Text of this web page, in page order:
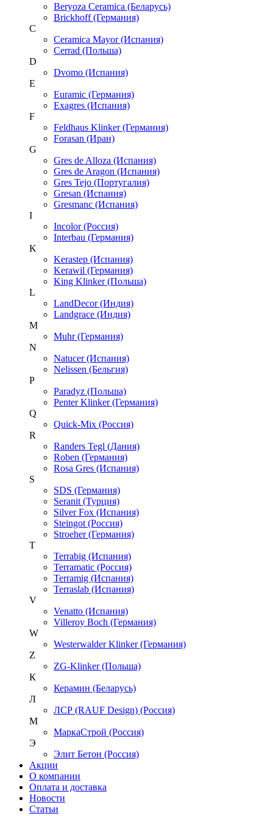
Beryoza Ceramica (Беларусь)
Brickhoff (Германия)
C
Ceramica Mayor (Испания)
Cerrad (Польша)
D
Dvomo (Испания)
E
Euramic (Германия)
Exagres (Испания)
F
Feldhaus Klinker (Германия)
Forasan (Иран)
G
Gres de Alloza (Испания)
Gres de Aragon (Испания)
Gres Tejo (Португалия)
Gresan (Испания)
Gresmanc (Испания)
I
Incolor (Россия)
Interbau (Германия)
K
Kerastep (Испания)
Kerawil (Германия)
King Klinker (Польша)
L
LandDecor (Индия)
Landgrace (Индия)
M
Muhr (Германия)
N
Natucer (Испания)
Nelissen (Бельгия)
P
Paradyz (Польша)
Penter Klinker (Германия)
Q
Quick-Mix (Россия)
R
Randers Tegl (Дания)
Roben (Германия)
Rosa Gres (Испания)
S
SDS (Германия)
Seranit (Турция)
Silver Fox (Испания)
Steingot (Россия)
Stroeher (Германия)
T
Terrabig (Испания)
Terramatic (Россия)
Terramig (Испания)
Terraslab (Испания)
V
Venatto (Испания)
Villeroy Boch (Германия)
W
Westerwalder Klinker (Германия)
Z
ZG-Klinker (Польша)
К
Керамин (Беларусь)
Л
ЛСР (RAUF Design) (Россия)
М
МаркаСтрой (Россия)
Э
Элит Бетон (Россия)
Акции
О компании
Оплата и доставка
Новости
Статьи